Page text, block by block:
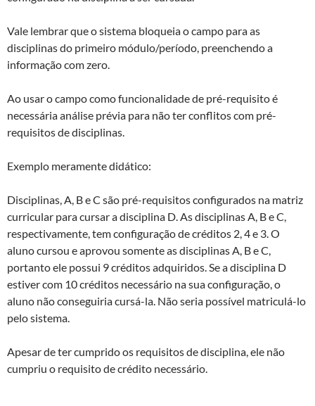
Vale lembrar que o sistema bloqueia o campo para as
disciplinas do primeiro módulo/período, preenchendo a
informação com zero.
Ao usar o campo como funcionalidade de pré-requisito é
necessária análise prévia para não ter conflitos com pré-
requisitos de disciplinas.
Exemplo meramente didático:
Disciplinas, A, B e C são pré-requisitos configurados na matriz
curricular para cursar a disciplina D. As disciplinas A, B e C,
respectivamente, tem configuração de créditos 2, 4 e 3. O
aluno cursou e aprovou somente as disciplinas A, B e C,
portanto ele possui 9 créditos adquiridos. Se a disciplina D
estiver com 10 créditos necessário na sua configuração, o
aluno não conseguiria cursá-la. Não seria possível matriculá-lo
pelo sistema.
Apesar de ter cumprido os requisitos de disciplina, ele não
cumpriu o requisito de crédito necessário.